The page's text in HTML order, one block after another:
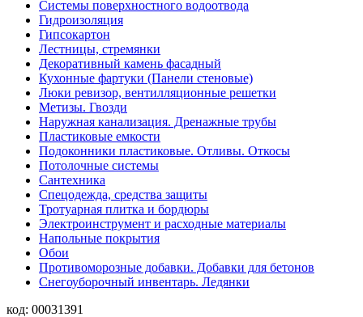
Системы поверхностного водоотвода
Гидроизоляция
Гипсокартон
Лестницы, стремянки
Декоративный камень фасадный
Кухонные фартуки (Панели стеновые)
Люки ревизор, вентилляционные решетки
Метизы. Гвозди
Наружная канализация. Дренажные трубы
Пластиковые емкости
Подоконники пластиковые. Отливы. Откосы
Потолочные системы
Сантехника
Спецодежда, средства защиты
Тротуарная плитка и бордюры
Электроинструмент и расходные материалы
Напольные покрытия
Обои
Противоморозные добавки. Добавки для бетонов
Снегоуборочный инвентарь. Ледянки
код: 00031391